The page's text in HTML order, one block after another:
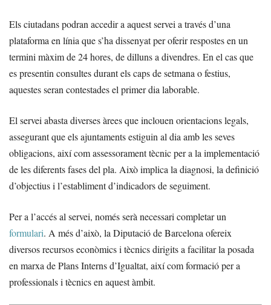
Els ciutadans podran accedir a aquest servei a través d’una
plataforma en línia que s’ha dissenyat per oferir respostes en un
termini màxim de 24 hores, de dilluns a divendres. En el cas que
es presentin consultes durant els caps de setmana o festius,
aquestes seran contestades el primer dia laborable.
El servei abasta diverses àrees que inclouen orientacions legals,
assegurant que els ajuntaments estiguin al dia amb les seves
obligacions, així com assessorament tècnic per a la implementació
de les diferents fases del pla. Això implica la diagnosi, la definició
d’objectius i l’establiment d’indicadors de seguiment.
Per a l’accés al servei, només serà necessari completar un
formulari. A més d’això, la Diputació de Barcelona ofereix
diversos recursos econòmics i tècnics dirigits a facilitar la posada
en marxa de Plans Interns d’Igualtat, així com formació per a
professionals i tècnics en aquest àmbit.